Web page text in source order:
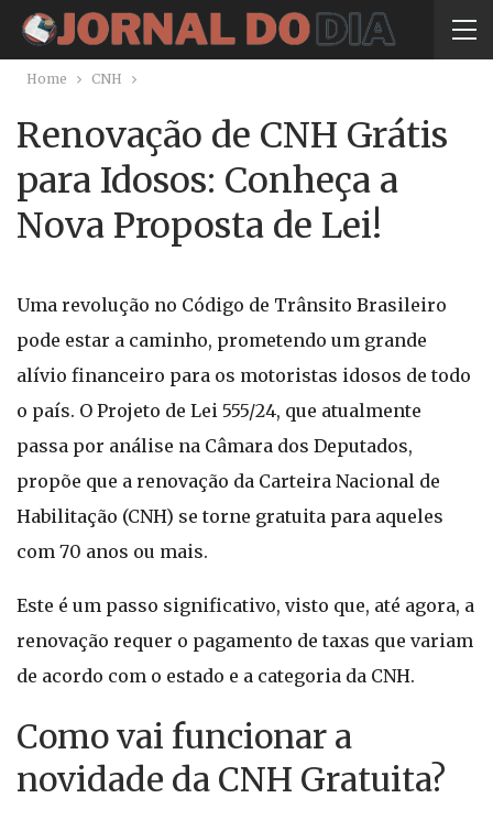
Home CNH
Renovação de CNH Grátis
para Idosos: Conheça a
Nova Proposta de Lei!
Uma revolução no Código de Trânsito Brasileiro
pode estar a caminho, prometendo um grande
alívio financeiro para os motoristas idosos de todo
o país. O Projeto de Lei 555/24, que atualmente
passa por análise na Câmara dos Deputados,
propõe que a renovação da Carteira Nacional de
Habilitação (CNH) se torne gratuita para aqueles
com 70 anos ou mais.
Este é um passo significativo, visto que, até agora, a
renovação requer o pagamento de taxas que variam
de acordo com o estado e a categoria da CNH.
Como vai funcionar a
novidade da CNH Gratuita?